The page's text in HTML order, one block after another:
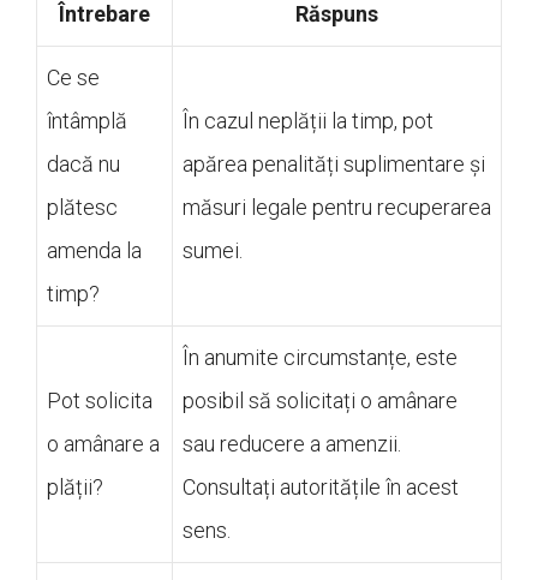
Întrebare Răspuns
Ce se
întâmplă
dacă nu
plătesc
amenda la
timp?
În cazul neplății la timp, pot
apărea penalități suplimentare și
măsuri legale pentru recuperarea
sumei.
Pot solicita
o amânare a
plății?
În anumite circumstanțe, este
posibil să solicitați o amânare
sau reducere a amenzii.
Consultați autoritățile în acest
sens.